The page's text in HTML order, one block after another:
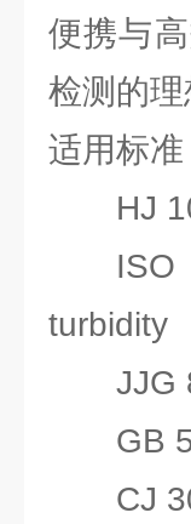
便携与
检测的理
适用标准
HJ
turbidity
JJG
GB
CJ